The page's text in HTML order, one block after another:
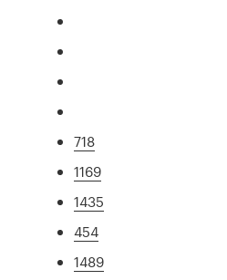
718
1169
1435
454
1489